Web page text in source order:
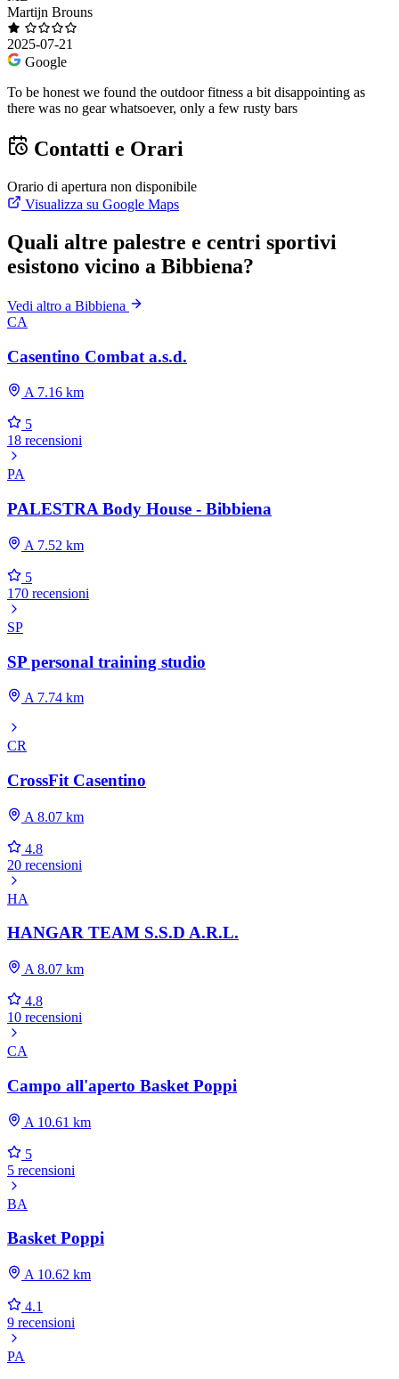
Martijn Brouns
2025-07-21
Google
To be honest we found the outdoor fitness a bit disappointing as
there was no gear whatsoever, only a few rusty bars
Contatti e Orari
Orario di apertura non disponibile
Visualizza su Google Maps
Quali altre palestre e centri sportivi
esistono vicino a Bibbiena?
Vedi altro a Bibbiena
CA
Casentino Combat a.s.d.
A 7.16 km
5
18 recensioni
PA
PALESTRA Body House - Bibbiena
A 7.52 km
5
170 recensioni
SP
SP personal training studio
A 7.74 km
CR
CrossFit Casentino
A 8.07 km
4.8
20 recensioni
HA
HANGAR TEAM S.S.D A.R.L.
A 8.07 km
4.8
10 recensioni
CA
Campo all'aperto Basket Poppi
A 10.61 km
5
5 recensioni
BA
Basket Poppi
A 10.62 km
4.1
9 recensioni
PA